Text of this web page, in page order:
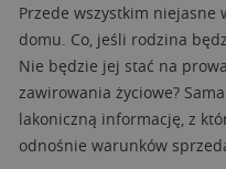
Przede wszystkim niejasne
domu. Co, jeśli rodzina
Nie będzie jej stać na
zawirowania życiowe?
lakoniczną informację, z
odnośnie warunków